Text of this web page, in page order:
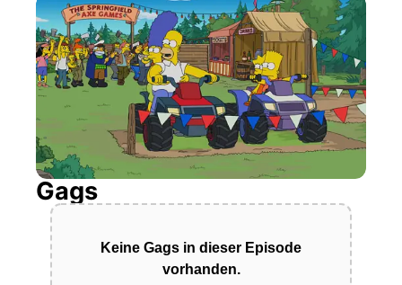
Gags
Keine Gags in dieser Episode
vorhanden.